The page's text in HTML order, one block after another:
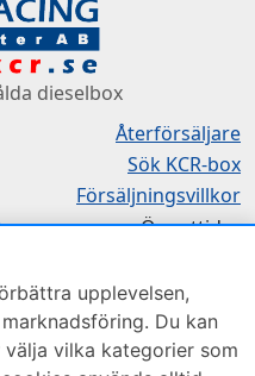
upplevelsen,
Du kan
vilka kategorier som
dieselbox
Återförsäljare
Sök KCR-box
Försäljningsvillkor
Öppettider
Fredag 8:00-11:30